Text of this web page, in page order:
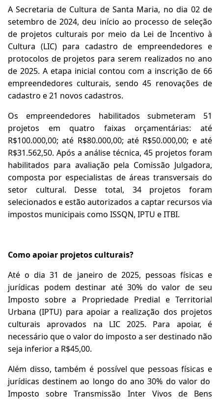
A Secretaria de Cultura de Santa Maria, no dia 02 de
setembro de 2024, deu início ao processo de seleção
de projetos culturais por meio da Lei de Incentivo à
Cultura (LIC) para cadastro de empreendedores e
protocolos de projetos para serem realizados no ano
de 2025. A etapa inicial contou com a inscrição de 66
empreendedores culturais, sendo 45 renovações de
cadastro e 21 novos cadastros.
Os empreendedores habilitados submeteram 51
projetos em quatro faixas orçamentárias: até
R$100.000,00; até R$80.000,00; até R$50.000,00; e até
R$31.562,50. Após a análise técnica, 45 projetos foram
habilitados para avaliação pela Comissão Julgadora,
composta por especialistas de áreas transversais do
setor cultural. Desse total, 34 projetos foram
selecionados e estão autorizados a captar recursos via
impostos municipais como ISSQN, IPTU e ITBI.
Como apoiar projetos culturais?
Até o dia 31 de janeiro de 2025, pessoas físicas e
jurídicas podem destinar até 30% do valor de seu
Imposto sobre a Propriedade Predial e Territorial
Urbana (IPTU) para apoiar a realização dos projetos
culturais aprovados na LIC 2025. Para apoiar, é
necessário que o valor do imposto a ser destinado não
seja inferior a R$45,00.
Além disso, também é possível que pessoas físicas e
jurídicas destinem ao longo do ano 30% do valor do
Imposto sobre Transmissão Inter Vivos de Bens